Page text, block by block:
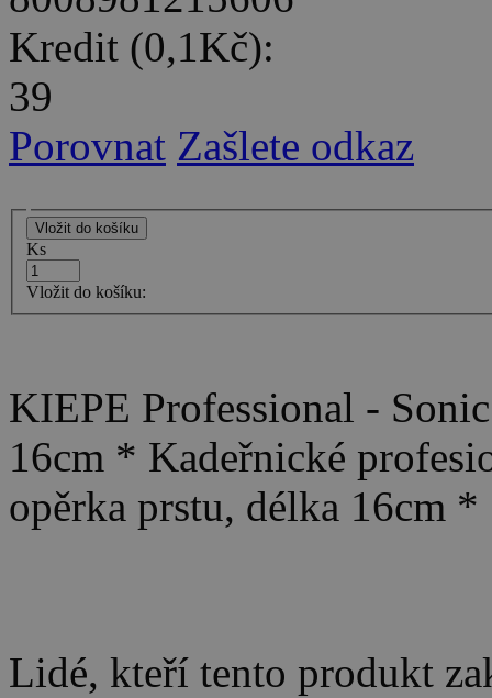
Kredit (0,1Kč):
39
Porovnat Zašlete odkaz
Ks
Vložit do košíku:
KIEPE Professional -
16cm * Kadeřnické
opěrka prstu, délka 16cm *
Lidé, kteří tento produkt